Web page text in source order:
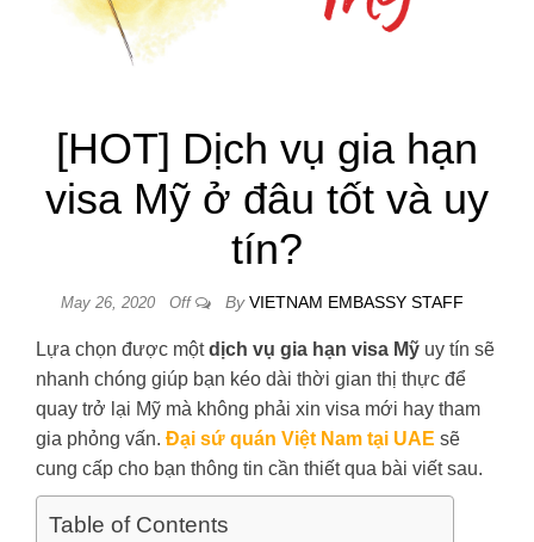
[HOT] Dịch vụ gia hạn
visa Mỹ ở đâu tốt và uy
tín?
May 26, 2020 Off By VIETNAM EMBASSY STAFF
Lựa chọn được mộtdịch vụ gia hạn visa Mỹ uy tín sẽ
nhanh chóng giúp bạn kéo dài thời gian thị thực để
quay trở lại Mỹ mà không phải xin visa mới hay tham
gia phỏng vấn. Đại sứ quán Việt Nam tại UAE sẽ
cung cấp cho bạn thông tin cần thiết qua bài viết sau.
Table of Contents